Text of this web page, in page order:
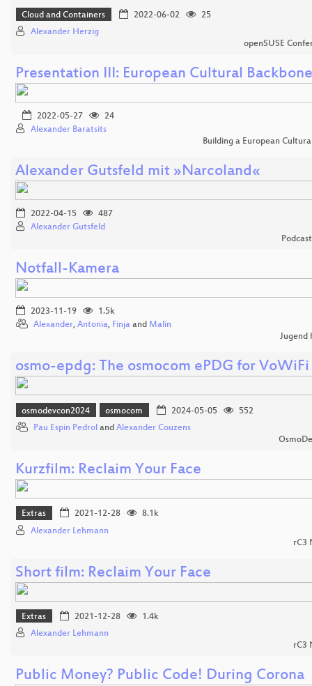
Cloud and Containers 2022-06-02
25
Alexander Herzig
openSUSE
Presentation III: European Cultural Backbone
2022-05-27
24
Alexander Baratsits
Building a European
Alexander Gutsfeld mit »Narcoland«
2022-04-15
487
Alexander Gutsfeld
Notfall-Kamera
2023-11-19
1.5k
Alexander, Antonia, Finja and Malin
Jugend
osmo-epdg: The osmocom ePDG for VoWiFi
osmodevcon2024 osmocom 2024-05-05
552
Pau Espin Pedrol and Alexander Couzens
Kurzfilm: Reclaim Your Face
Extras 2021-12-28
8.1k
Alexander Lehmann
rC3
Short film: Reclaim Your Face
Extras 2021-12-28
1.4k
Alexander Lehmann
rC3
Public Money? Public Code! During Corona